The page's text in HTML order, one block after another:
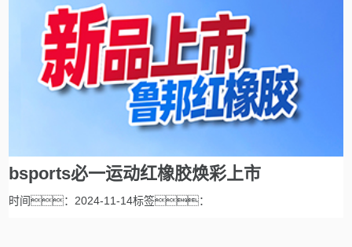
bsports必一运动红橡胶焕彩上市
时间：2024-11-14标签：